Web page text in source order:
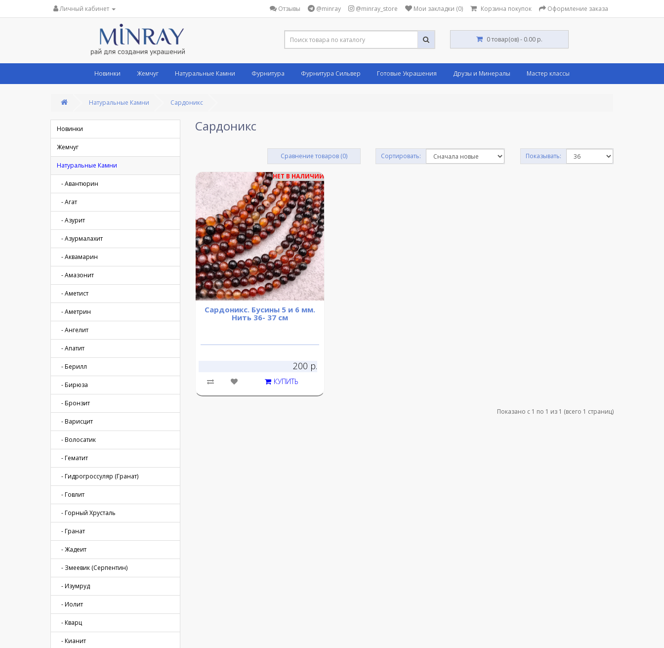
Личный кабинет Отзывы @minray @minray_store Мои закладки (0) Корзина покупок Оформление заказа
0 товар(ов) - 0.00 р.
Новинки Жемчуг Натуральные Камни Фурнитура Фурнитура Сильвер Готовые Украшения Друзы и Минералы Мастер классы
Натуральные Камни Сардоникс
Новинки
Жемчуг
Натуральные Камни
- Авантюрин
- Агат
- Азурит
- Азурмалахит
- Аквамарин
- Амазонит
- Аметист
- Аметрин
- Ангелит
- Апатит
- Берилл
- Бирюза
- Бронзит
- Варисцит
- Волосатик
- Гематит
- Гидрогроссуляр (Гранат)
- Говлит
- Горный Хрусталь
- Гранат
- Жадеит
- Змеевик (Серпентин)
- Изумруд
- Иолит
- Кварц
- Кианит
Сардоникс
Сравнение товаров (0) Сортировать: Показывать:
НЕТ В НАЛИЧИИ
Сардоникс. Бусины 5 и 6 мм.
Нить 36- 37 см
200 р.
КУПИТЬ
Показано с 1 по 1 из 1 (всего 1 страниц)